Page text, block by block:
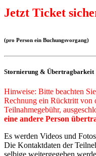
Jetzt Ticket
(pro Person ein Buchungsvorgang)
Stornierung & Übertragbarkeit
Hinweise: Bitte beachten
Rechnung ein Rücktritt von
Teilnahmegebühr,
eine andere Person
Es werden Videos und
Die Kontaktdaten der